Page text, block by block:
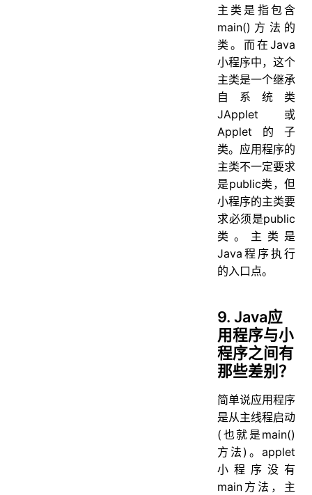
主类是指包含
main()方法的
类。而在Java
小程序中，这个
主类是一个继承
自系统类
JApplet或
Applet的子
类。应用程序的
主类不一定要求
是public类，但
小程序的主类要
求必须是public
类。主类是
Java程序执行
的入口点。
9. Java应
用程序与小
程序之间有
那些差别？
简单说应用程序
是从主线程启动
(也就是main()
方法)。applet
小程序没有
main方法，主